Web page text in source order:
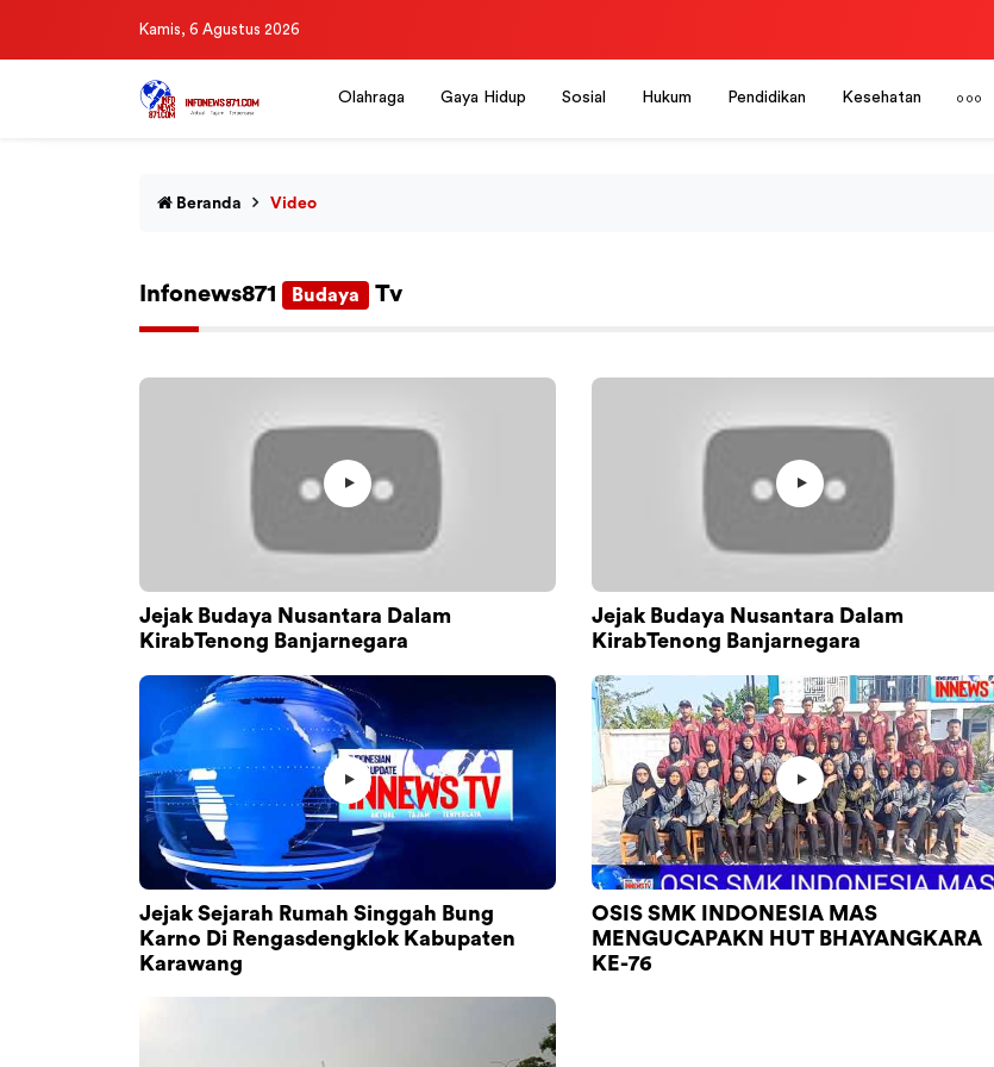
Kamis, 6 Agustus 2026
Olahraga Gaya Hidup Sosial Hukum Pendidikan Kesehatan
Beranda Video
Infonews871 Budaya Tv
Jejak Budaya Nusantara Dalam
KirabTenong Banjarnegara
Jejak Budaya Nusantara Dalam
KirabTenong Banjarnegara
Jejak Sejarah Rumah Singgah Bung
Karno Di Rengasdengklok Kabupaten
Karawang
OSIS SMK INDONESIA MAS
MENGUCAPAKN HUT BHAYANGKARA
KE-76